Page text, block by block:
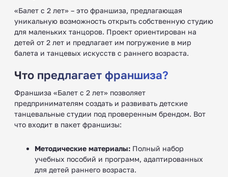
«Балет с 2 лет» – это франшиза, предлагающая
уникальную возможность открыть собственную студию
для маленьких танцоров. Проект ориентирован на
детей от 2 лет и предлагает им погружение в мир
балета и танцевых искусств с раннего возраста.
Что предлагает франшиза?
Франшиза «Балет с 2 лет» позволяет
предпринимателям создать и развивать детские
танцевальные студии под проверенным брендом. Вот
что входит в пакет франшизы:
Методические материалы: Полный набор
учебных пособий и программ, адаптированных
для детей раннего возраста.